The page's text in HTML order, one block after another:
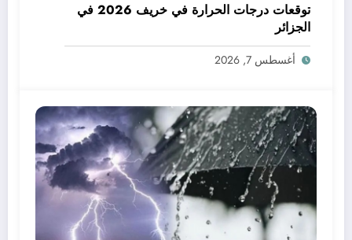
توقعات درجات الحرارة في خريف 2026 في
الجزائر
أغسطس 7, 2026